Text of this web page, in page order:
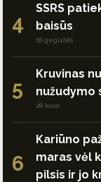
4
SSRS
baisūs
18 gegužės
5
Kruvinas
nužudymo
28 kovo
6
Kariūno
maras vėl
pilsis ir jo